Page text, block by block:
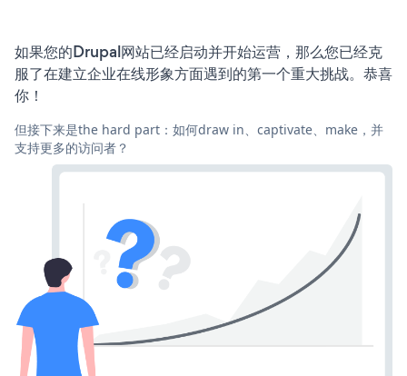
如果您的Drupal网站已经启动并开始运营，那么您已经克
服了在建立企业在线形象方面遇到的第一个重大挑战。恭喜
你！
但接下来是the hard part：如何draw in、captivate、make，并
支持更多的访问者？